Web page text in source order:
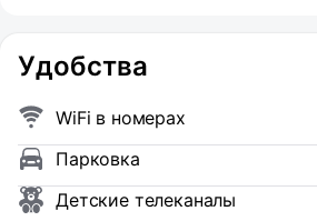
Удобства
WiFi в номерах
Парковка
Детские телеканалы